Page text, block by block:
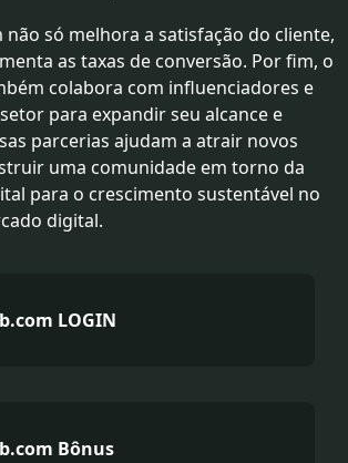
não só melhora a satisfação do cliente,
as taxas de conversão. Por fim, o
colabora com influenciadores e
para expandir seu alcance e
parcerias ajudam a atrair novos
uma comunidade em torno da
para o crescimento sustentável no
digital.
LOGIN
Bônus